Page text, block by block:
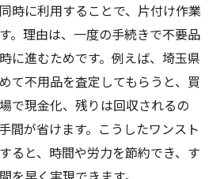
時に利用することで、片付け作業
。理由は、一度の手続きで不要品
に進むためです。例えば、埼玉県
て不用品を査定してもらうと、買
で現金化、残りは回収されるの
間が省けます。こうしたワンスト
ると、時間や労力を節約でき、す